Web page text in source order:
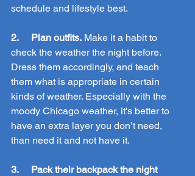
schedule and lifestyle best.
2.     Plan outfits. Make it a habit to
check the weather the night before.
Dress them accordingly, and teach
them what is appropriate in certain
kinds of weather. Especially with the
moody Chicago weather, it's better to
have an extra layer you don’t need,
than need it and not have it.
3.     Pack their backpack the night